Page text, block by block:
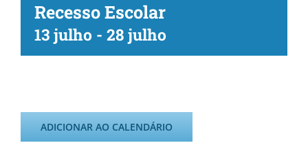
Recesso Escolar
13 julho - 28 julho
ADICIONAR AO CALENDÁRIO